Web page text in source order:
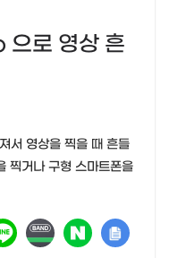
로 영상 흔
서 영상을 찍을 때 흔들
찍거나 구형 스마트폰을